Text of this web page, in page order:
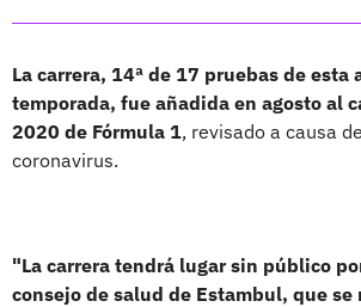
La carrera, 14ª de 17 pruebas de esta
temporada, fue añadida en agosto al
2020 de Fórmula 1, revisado a causa
coronavirus.
"La carrera tendrá lugar sin público
consejo de salud de Estambul, que